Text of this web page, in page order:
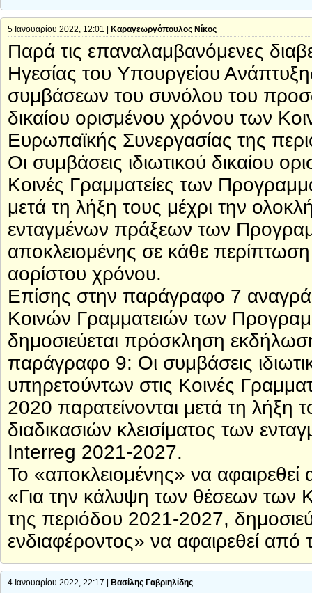
5 Ιανουαρίου 2022, 12:01 | Καραγεωργόπουλος Νίκος
Παρά τις επαναλαμβανόμενες
Ηγεσίας του Υπουργείου
συμβάσεων του συνόλου του
δικαίου ορισμένου χρόνου των
Ευρωπαϊκής Συνεργασίας της
Οι συμβάσεις ιδιωτικού δικαίου
Κοινές Γραμματείες των
μετά τη λήξη τους μέχρι την
ενταγμένων πράξεων των
αποκλειομένης σε κάθε
αορίστου χρόνου.
Επίσης στην παράγραφο 7
Κοινών Γραμματειών των
δημοσιεύεται πρόσκληση
παράγραφο 9: Οι συμβάσεις
υπηρετούντων στις Κοινές
2020 παρατείνονται μετά τη λήξη
διαδικασιών κλεισίματος των
Interreg 2021-2027.
To «αποκλειομένης» να
«Για την κάλυψη των θέσεων των
της περιόδου 2021-2027,
ενδιαφέροντος» να αφαιρεθεί
4 Ιανουαρίου 2022, 22:17 | Βασίλης Γαβριηλίδης